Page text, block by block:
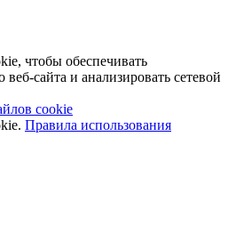
чтобы обеспечивать
сайта и анализировать сетевой
cookie
Правила использования